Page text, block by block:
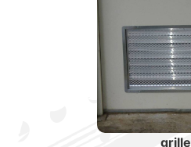
grille